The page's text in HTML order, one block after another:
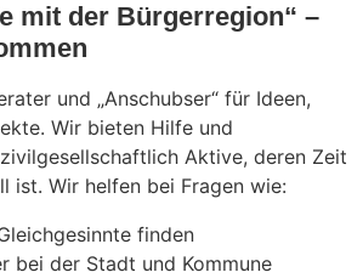
mit der Bürgerregion“ –
und „Anschubser“ für Ideen,
Wir bieten Hilfe und
zivilgesellschaftlich Aktive, deren Zeit
ist. Wir helfen bei Fragen wie:
finden
bei der Stadt und Kommune